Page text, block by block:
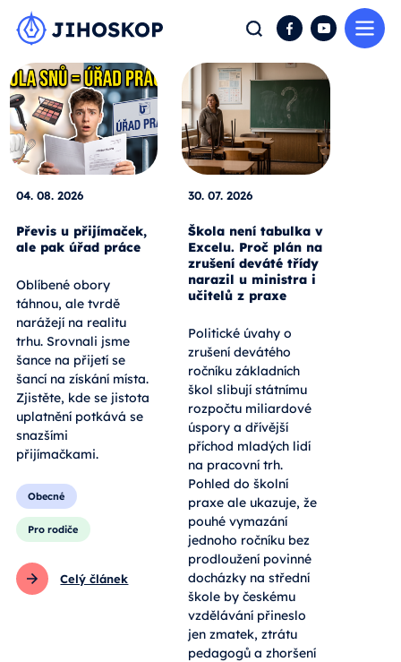
Hledat FacebookYouTube
04. 08. 2026
Převis u přijímaček,
ale pak úřad práce
Oblíbené obory
táhnou, ale tvrdě
narážejí na realitu
trhu. Srovnali jsme
šance na přijetí se
šancí na získání místa.
Zjistěte, kde se jistota
uplatnění potkává se
snazšími
přijímačkami.
Obecné
Pro rodiče
Celý článek
30. 07. 2026
Škola není tabulka v
Excelu. Proč plán na
zrušení deváté třídy
narazil u ministra i
učitelů z praxe
Politické úvahy o
zrušení devátého
ročníku základních
škol slibují státnímu
rozpočtu miliardové
úspory a dřívější
příchod mladých lidí
na pracovní trh.
Pohled do školní
praxe ale ukazuje, že
pouhé vymazání
jednoho ročníku bez
prodloužení povinné
docházky na střední
škole by českému
vzdělávání přineslo
jen zmatek, ztrátu
pedagogů a zhoršení